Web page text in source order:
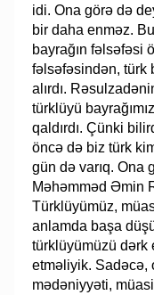
idi. Ona görə də
bir daha enməz.
bayrağın fəlsəfəsi
fəlsəfəsindən, türk
alırdı.
türklüyü
qaldırdı. Çünki
öncə də biz türk
gün də varıq. Ona
Məhəmməd Əmin
Türklüyümüz,
anlamda başa
türklüyümüzü dərk
etməliyik. Sadəcə,
mədəniyyəti,